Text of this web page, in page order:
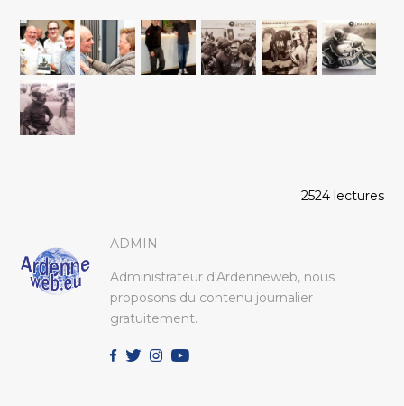
2524 lectures
ADMIN
Administrateur d'Ardenneweb, nous
proposons du contenu journalier
gratuitement.